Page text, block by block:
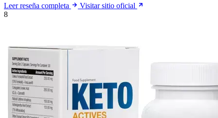
Leer reseña completa
Visitar sitio oficial
8